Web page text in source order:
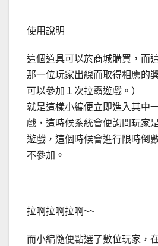
使用說明
這個道具可以於商城購買，而
那一位玩家出線而取得相應的
可以參加１次拉霸遊戲。）
就是這樣小編便立即進入其中
戲，這時候系統會便詢問玩家
遊戲，這個時候會進行限時倒
不參加。
拉啊拉啊拉啊~~
而小編隨便點選了數位玩家，